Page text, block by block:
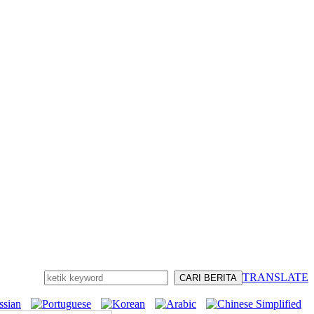
TRANSLATE